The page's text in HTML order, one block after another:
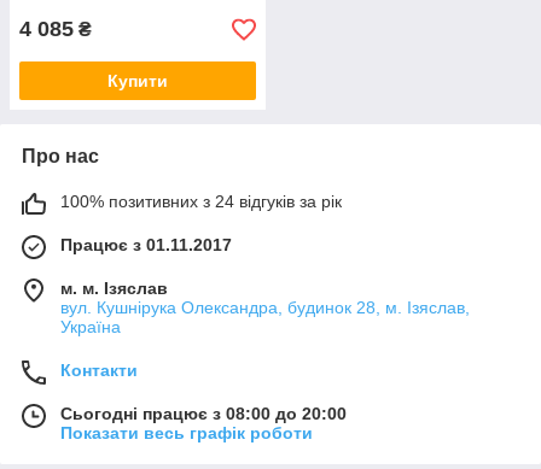
4 085 ₴
Купити
Про нас
100% позитивних з 24 відгуків за рік
Працює з 01.11.2017
м. м. Ізяслав
вул. Кушнірука Олександра, будинок 28, м. Ізяслав,
Україна
Контакти
Сьогодні працює з 08:00 до 20:00
Показати весь графік роботи